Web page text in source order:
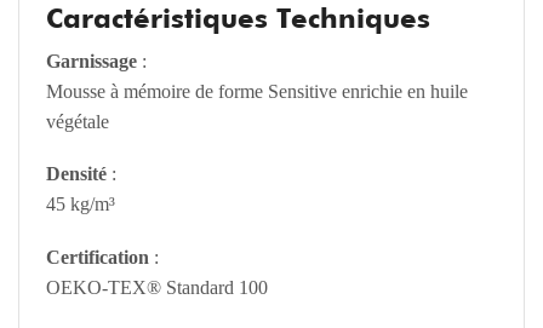
Caractéristiques Techniques
Garnissage :
Mousse à mémoire de forme Sensitive enrichie en huile
végétale
Densité :
45 kg/m³
Certification :
OEKO-TEX® Standard 100